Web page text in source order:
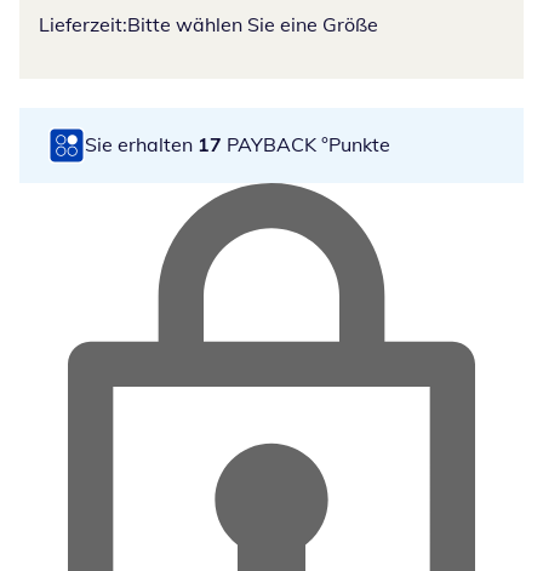
Lieferzeit:Bitte wählen Sie eine Größe
Sie erhalten 17 PAYBACK °Punkte